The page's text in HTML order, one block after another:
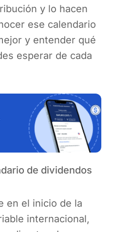
y lo hacen
ese calendario
y entender qué
esperar de cada
de dividendos
en el inicio de la
internacional,